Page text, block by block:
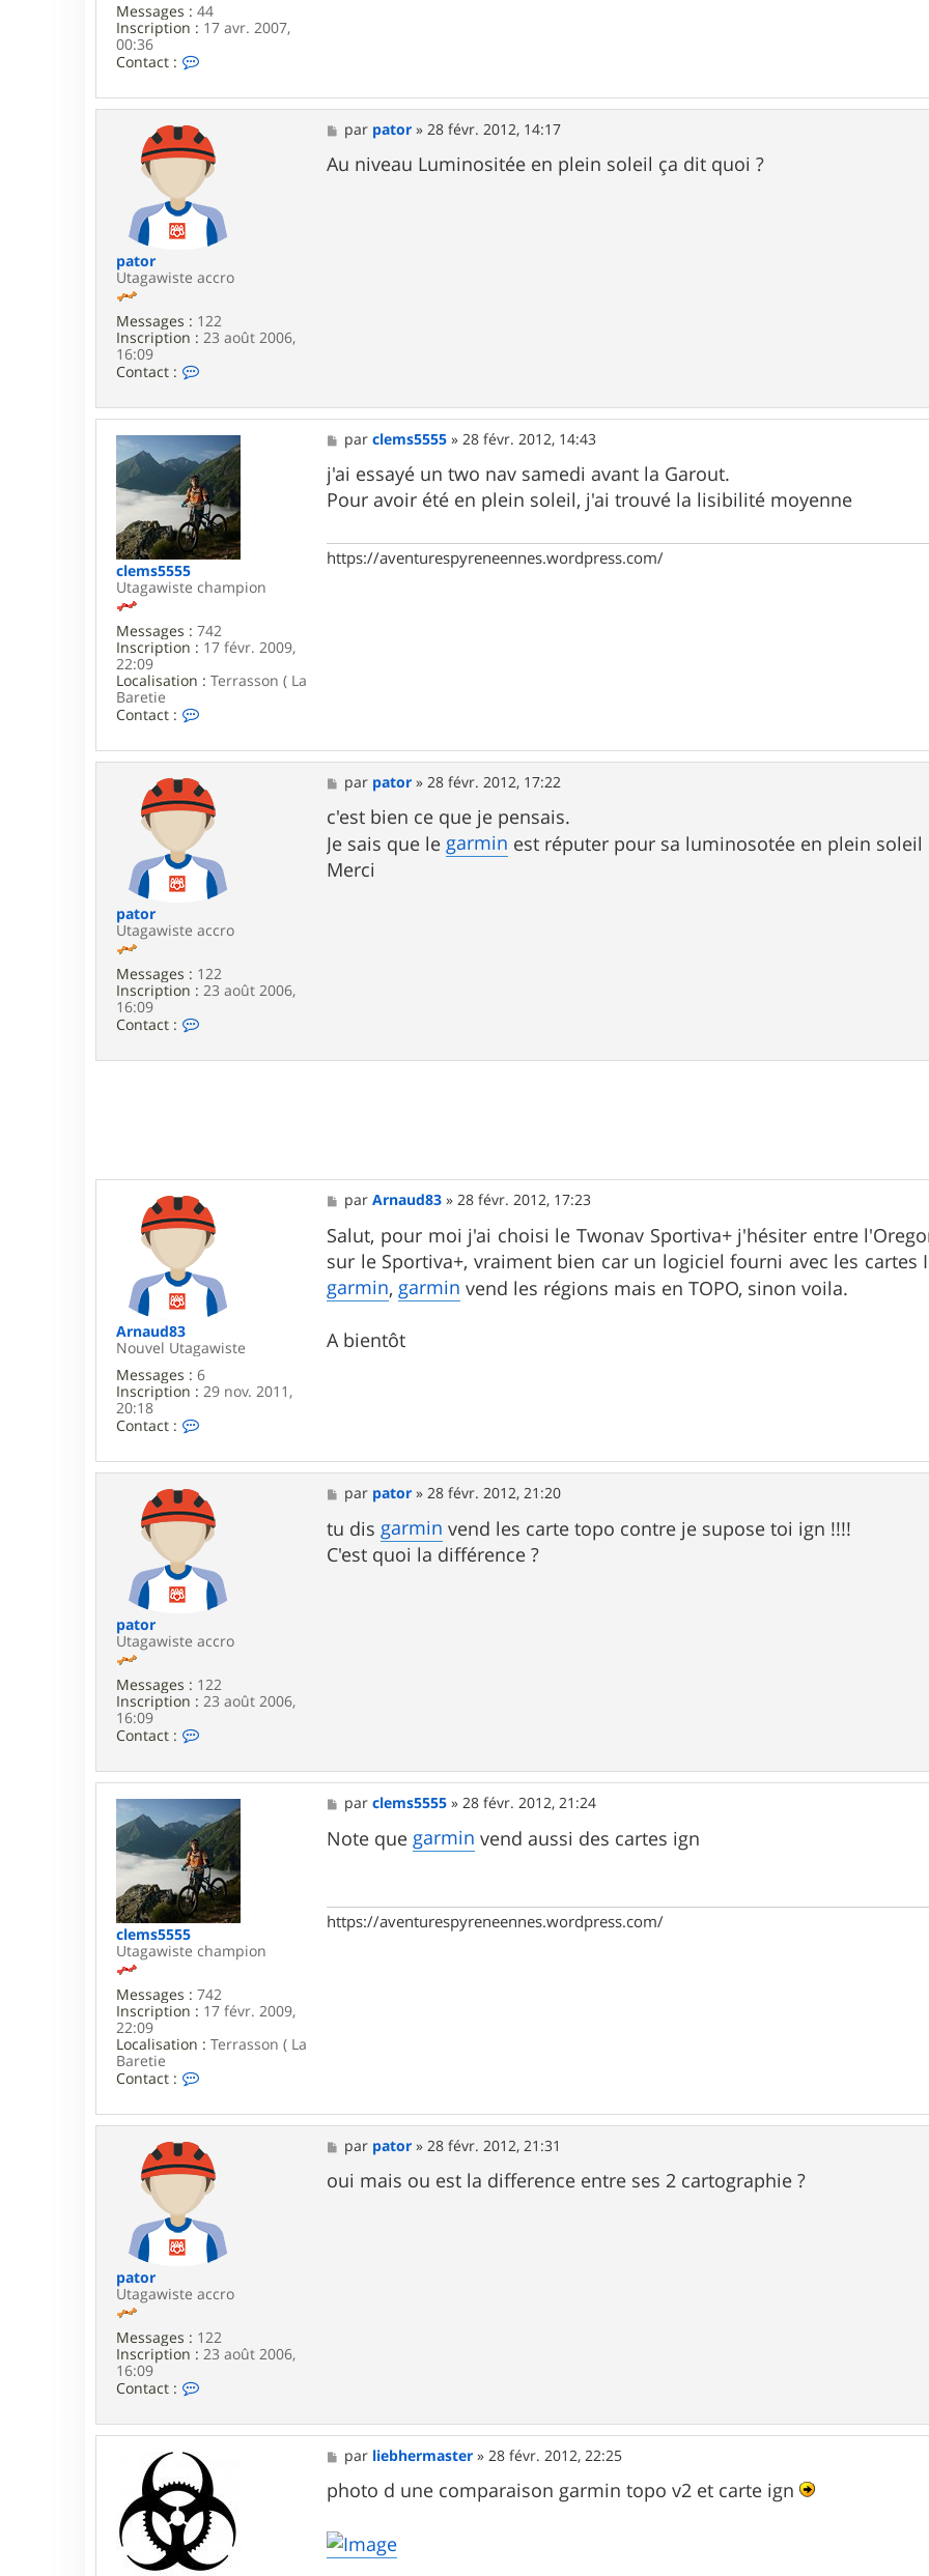
Messages : 44
Inscription : 17 avr. 2007,
00:36
Contact :
n
t
c
t
e
l
e
f
e
y
o
pator
Utagawiste accro
Messages : 122
Inscription : 23 août 2006,
16:09
Contact :
t
a
c
t
e
r
p
a
t
r
M
e
s
s
par pator »28 févr. 2012, 14:17
Au niveau Luminositée en plein soleil ça dit quoi ?
clems5555
Utagawiste champion
Messages : 742
Inscription : 17 févr. 2009,
22:09
Localisation : Terrasson ( La
Baretie
Contact :
n
t
c
t
e
c
e
s
5
5
M
e
s
s
a
parclems5555 »28 févr. 2012, 14:43
j'ai essayé un two nav samedi avant la Garout.
Pour avoir été en plein soleil, j'ai trouvé la lisibilité moyenne
https://aventurespyreneennes.wordpress.com/
pator
Utagawiste accro
Messages : 122
Inscription : 23 août 2006,
16:09
Contact :
t
o
r
M
e
s
s
a
g
e
par pator »28 févr. 2012, 17:22
c'est bien ce que je pensais.
Je sais que legarmin est réputer pour sa luminosotée en plein soleil
Merci
Arnaud83
Nouvel Utagawiste
Messages : 6
Inscription : 29 nov. 2011,
20:18
Contact :
n
t
c
t
e
A
r
n
u
3
M
e
s
s
a
g
e
parArnaud83 »28 févr. 2012, 17:23
Salut, pour moi j'ai choisi le Twonav Sportiva+ j'hésiter entre
sur le Sportiva+, vraiment bien car un logiciel fourni avec les
garmin,garmin vend les régions mais en TOPO, sinon voila.
A bientôt
pator
Utagawiste accro
Messages : 122
Inscription : 23 août 2006,
16:09
Contact :
t
a
c
t
e
r
p
a
t
r
M
e
s
s
a
par pator »28 févr. 2012, 21:20
tu disgarmin vend les carte topo contre je supose toi ign !!!!
C'est quoi la différence ?
clems5555
Utagawiste champion
Messages : 742
Inscription : 17 févr. 2009,
22:09
Localisation : Terrasson ( La
Baretie
Contact :
n
t
c
t
e
c
e
s
5
5
M
e
s
s
parclems5555 »28 févr. 2012, 21:24
Note quegarmin vend aussi des cartes ign
https://aventurespyreneennes.wordpress.com/
pator
Utagawiste accro
Messages : 122
Inscription : 23 août 2006,
16:09
Contact :
t
c
t
r
p
t
M
e
s
s
par pator »28 févr. 2012, 21:31
oui mais ou est la difference entre ses 2 cartographie ?
M
e
s
s
g
e
par liebhermaster »28 févr. 2012, 22:25
photo d une comparaison garmin topo v2 et carte ign